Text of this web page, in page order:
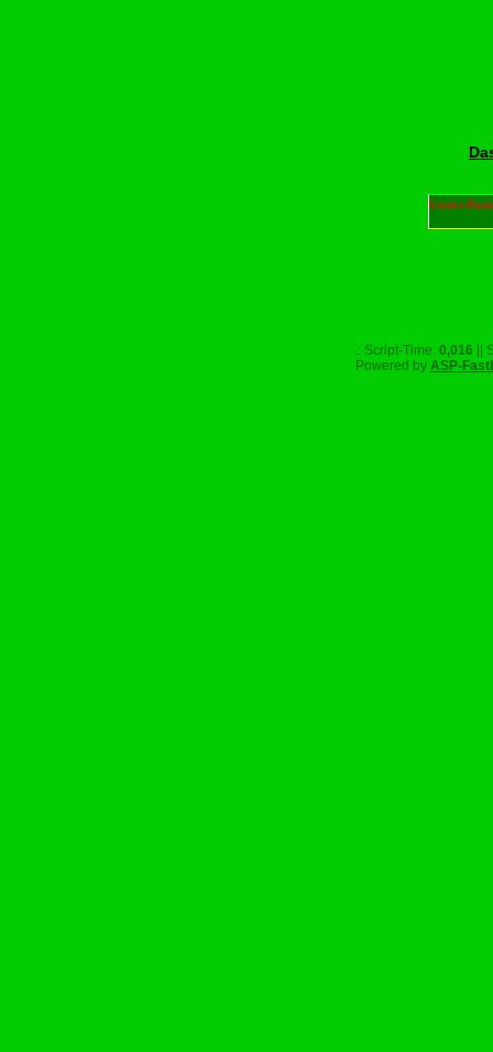
.: Script-Time: 0,016 ||
Powered by ASP-